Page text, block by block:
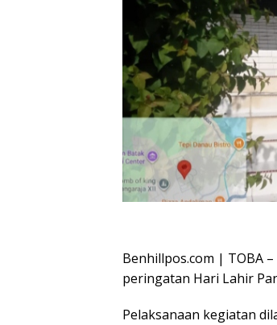
Benhillpos.com | TOBA
peringatan Hari Lahir
Pelaksanaan kegiatan